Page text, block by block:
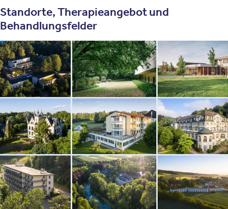
Standorte, Therapieangebot und
Behandlungsfelder